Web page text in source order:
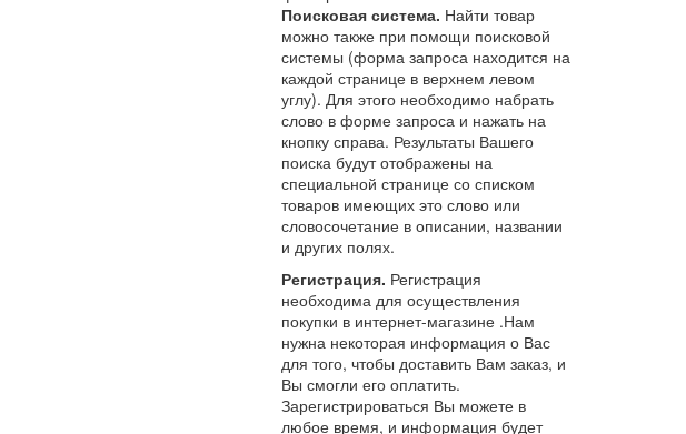
Поисковая система. Найти товар
можно также при помощи поисковой
системы (форма запроса находится на
каждой странице в верхнем левом
углу). Для этого необходимо набрать
слово в форме запроса и нажать на
кнопку справа. Результаты Вашего
поиска будут отображены на
специальной странице со списком
товаров имеющих это слово или
словосочетание в описании, названии
и других полях.
Регистрация. Регистрация
необходима для осуществления
покупки в интернет-магазине .Нам
нужна некоторая информация о Вас
для того, чтобы доставить Вам заказ, и
Вы смогли его оплатить.
Зарегистрироваться Вы можете в
любое время, и информация будет